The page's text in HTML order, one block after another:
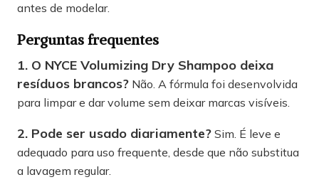
antes de modelar.
Perguntas frequentes
1. O NYCE Volumizing Dry Shampoo deixa
resíduos brancos? Não. A fórmula foi desenvolvida
para limpar e dar volume sem deixar marcas visíveis.
2. Pode ser usado diariamente? Sim. É leve e
adequado para uso frequente, desde que não substitua
a lavagem regular.